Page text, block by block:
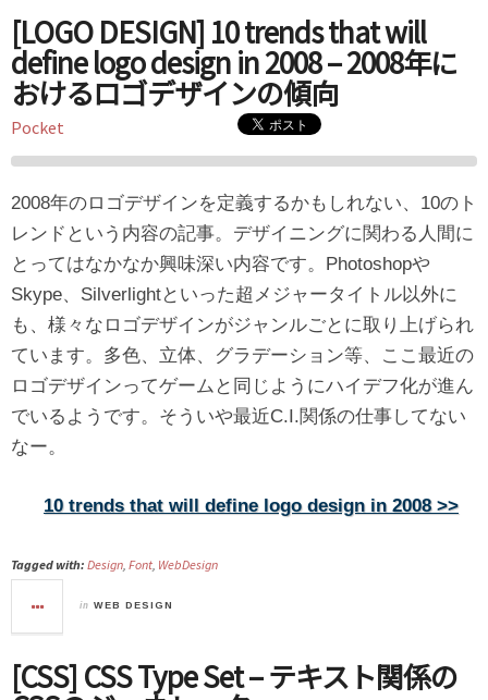
[LOGO DESIGN] 10 trends that will
define logo design in 2008 – 2008年に
おけるロゴデザインの傾向
Pocket
2008年のロゴデザインを定義するかもしれない、10のト
レンドという内容の記事。デザイニングに関わる人間に
とってはなかなか興味深い内容です。Photoshopや
Skype、Silverlightといった超メジャータイトル以外に
も、様々なロゴデザインがジャンルごとに取り上げられ
ています。多色、立体、グラデーション等、ここ最近の
ロゴデザインってゲームと同じようにハイデフ化が進ん
でいるようです。そういや最近C.I.関係の仕事してない
なー。
10 trends that will define logo design in 2008 >>
Tagged with: Design, Font, WebDesign
in WEB DESIGN
[CSS] CSS Type Set – テキスト関係の